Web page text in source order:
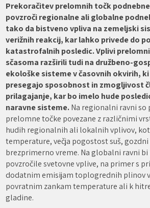
Prekoračitev prelomnih točk
povzroči regionalne ali globalne
tako da bistveno vpliva na zemeljski
verižnih reakcij, kar lahko privede do
katastrofalnih posledic. Vplivi
sčasoma razširili tudi na družbeno-
ekološke sisteme v časovnih okvirih,
presegajo sposobnost in zmogljivost
prilagajanje, kar bo imelo hude
naravne sisteme.Na regionalni ravni so
prelomne točke povezane z različnimi
hudih regionalnih ali lokalnih vplivov,
temperature, večja pogostost suš,
brezprimerno vreme. Na globalni ravni
povzročile svetovne vplive, na primer s
dodatnim emisijam toplogrednih plinov
povratnim zankam temperature ali k
gladine.